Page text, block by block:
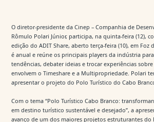
O diretor-presidente da Cinep – Companhia de
Rômulo Polari Júnior, participa, na quinta-feira (12),
edição do ADIT Share, aberto terça-feira (10), em Foz
é anual e reúne os principais players da indústria
tendências, debater ideias e trocar experiências
envolvem o Timeshare e a Multipropriedade. Polari
apresentar o projeto do Polo Turístico do Cabo
Com o tema “Polo Turístico Cabo Branco:
em destino turístico sustentável e desejado”, a
avanço de um dos maiores projetos estruturantes do